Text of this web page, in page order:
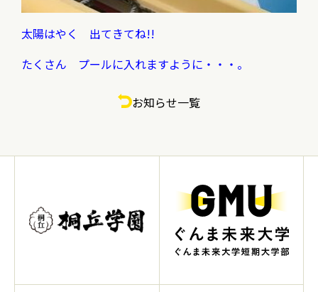
太陽はやく 出てきてね!!
たくさん プールに入れますように・・・。
お知らせ一覧